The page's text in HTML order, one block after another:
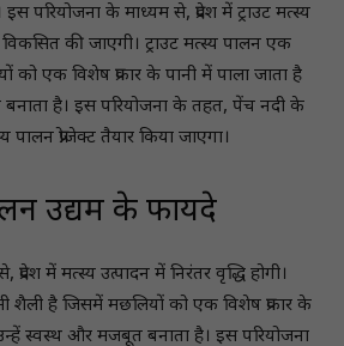
इस परियोजना के माध्यम से, प्रदेश में ट्राउट मत्स्य
की जाएगी। ट्राउट मत्स्य पालन एक
एक विशेष प्रकार के पानी में पाला जाता है
है। इस परियोजना के तहत, पेंच नदी के
पालन प्रोजेक्ट तैयार किया जाएगा।
उद्यम के फायदे
में मत्स्य उत्पादन में निरंतर वृद्धि होगी।
शैली है जिसमें मछलियों को एक विशेष प्रकार के
स्वस्थ और मजबूत बनाता है। इस परियोजना